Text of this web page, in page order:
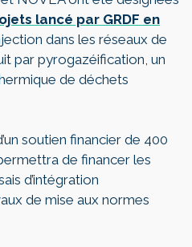
lancé par GRDF en
dans les réseaux de
par pyrogazéification, un
de déchets
soutien financier de 400
de financer les
d’intégration
de mise aux normes